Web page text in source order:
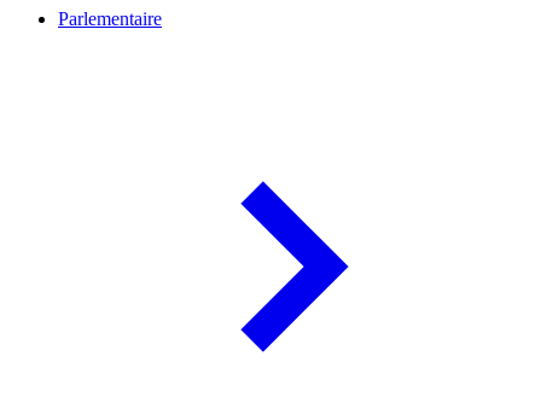
Parlementaire